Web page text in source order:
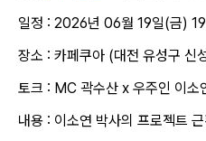
일정 : 2026년 06월 19일(금)
장소 : 카페쿠아 (대전 유성구 신
토크 : MC 곽수산 x 우주인 이소
내용 : 이소연 박사의 프로젝트